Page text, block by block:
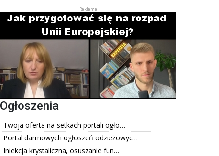
Ogłoszenia
Twoja oferta na setkach portali ogło…
Portal darmowych ogłoszeń odzieżowyc…
Iniekcja krystaliczna, osuszanie fun…